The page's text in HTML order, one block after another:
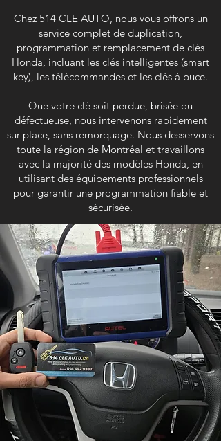
Chez 514 CLE AUTO, nous vous offrons un
service complet de duplication,
programmation et remplacement de clés
Honda, incluant les clés intelligentes (smart
key), les télécommandes et les clés à puce.
Que votre clé soit perdue, brisée ou
défectueuse, nous intervenons rapidement
sur place, sans remorquage. Nous desservons
toute la région de Montréal et travaillons
avec la majorité des modèles Honda, en
utilisant des équipements professionnels
pour garantir une programmation fiable et
sécurisée.